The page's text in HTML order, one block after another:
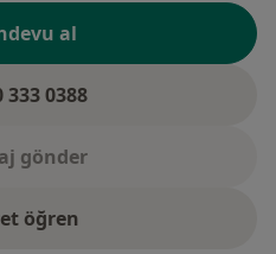
al
333 0388
gönder
öğren